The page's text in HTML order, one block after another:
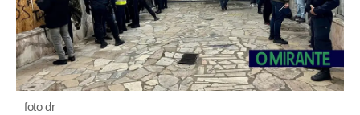
foto dr